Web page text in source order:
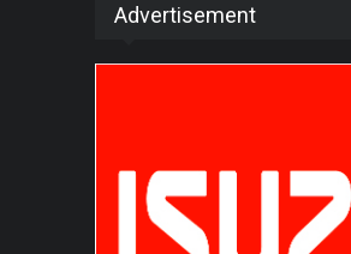
Advertisement